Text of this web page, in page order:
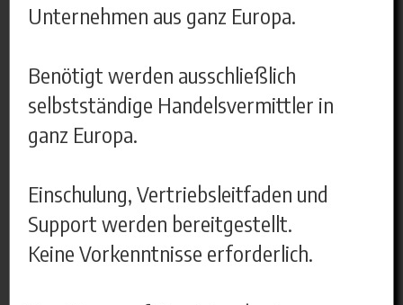
Unternehmen aus ganz Europa.
Benötigt werden ausschließlich
selbstständige Handelsvermittler in
ganz Europa.
Einschulung, Vertriebsleitfaden und
Support werden bereitgestellt.
Keine Vorkenntnisse erforderlich.